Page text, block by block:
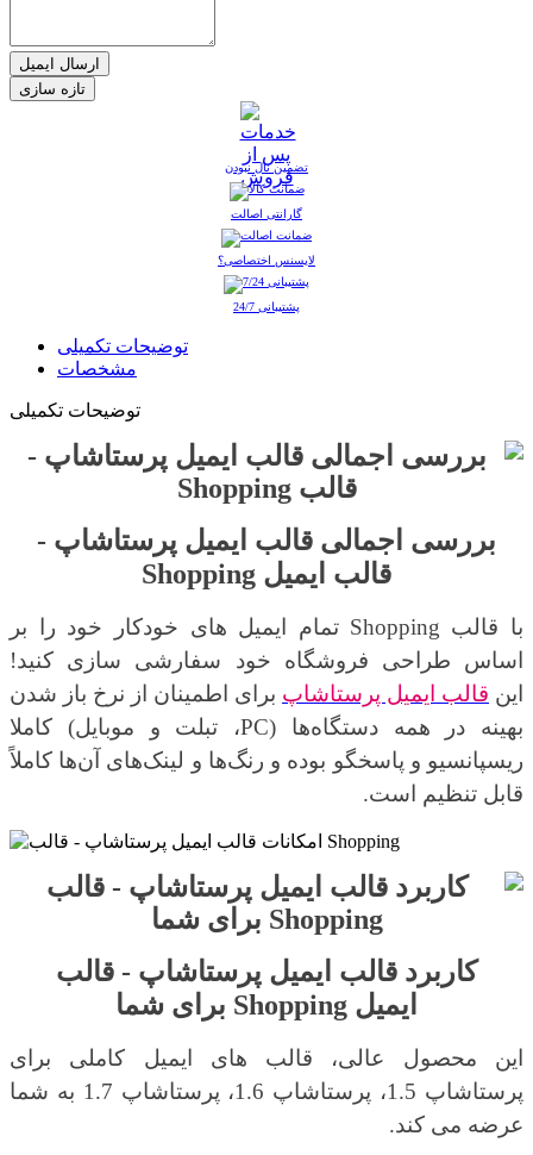
ارسال ایمیل
تضمین نال نبودن
گارانتی اصالت
لایسنس اختصاصی؟
پشتیبانی 24/7
توضیحات تکمیلی
مشخصات
توضیحات تکمیلی
بررسی اجمالی قالب ایمیل پرستاشاپ -
قالب ایمیل Shopping
با قالب Shopping تمام ایمیل های خودکار خود را بر
اساس طراحی فروشگاه خود سفارشی سازی کنید!
این قالب‌ ایمیل پرستاشاپ برای اطمینان از نرخ باز شدن
بهینه در همه دستگاه‌ها (PC، تبلت و موبایل) کاملا
ریسپانسیو و پاسخگو بوده و رنگ‌ها و لینک‌های آن‌ها کاملاً
قابل تنظیم است.
کاربرد قالب ایمیل پرستاشاپ - قالب
ایمیل Shopping برای شما
این محصول عالی، قالب های ایمیل کاملی برای
پرستاشاپ 1.5، پرستاشاپ 1.6، پرستاشاپ 1.7 به شما
عرضه می کند.